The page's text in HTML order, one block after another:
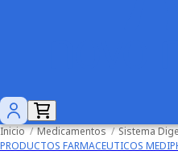
Inicio / Medicamentos / Sistema
PRODUCTOS FARMACEUTICOS